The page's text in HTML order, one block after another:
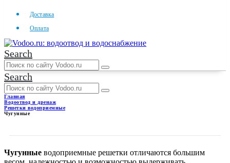
Доставка
Оплата
Search
Search
Главная
Водоотвод и дренаж
Решетки водоприемные
Чугунные
Чугунные водоприемные решетки отличаются большим